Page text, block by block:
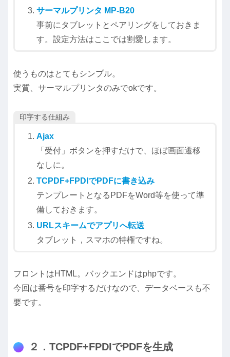
サーマルプリンタ MP-B20
事前にタブレットとペアリングをしておきま
す。設定方法はここでは割愛します。
使うものはとてもシンプル。
実質、サーマルプリンタのみでokです。
印字する仕組み
Ajax
「受付」ボタンを押すだけで、ほぼ画面遷移
なしに。
TCPDF+FPDIでPDFに書き込み
テンプレートとなるPDFをWord等を使って準
備しておきます。
URLスキームでアプリへ転送
タブレット，スマホの特権ですね。
フロントはHTML。バックエンドはphpです。
今回は番号を印字するだけなので、データベースも不
要です。
２．TCPDF+FPDIでPDFを生成